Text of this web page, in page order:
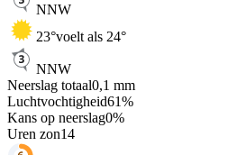
NNW
23°voelt als 24°
NNW
Neerslag totaal0,1 mm
Luchtvochtigheid61%
Kans op neerslag0%
Uren zon14